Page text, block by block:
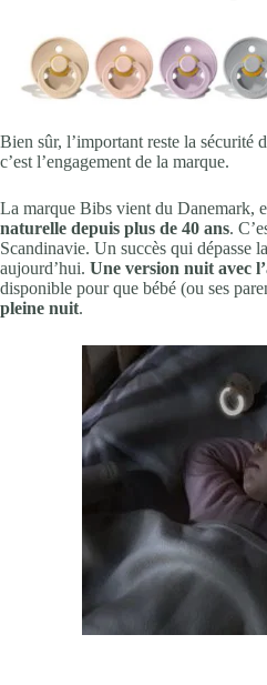
Bien sûr, l’important reste la sécurité
c’est l’engagement de la marque.
La marque Bibs vient du Danemark,
naturelle depuis plus de 40 ans.
Scandinavie. Un succès qui dépasse
aujourd’hui. Une version nuit avec
disponible pour que bébé (ou ses
pleine nuit.